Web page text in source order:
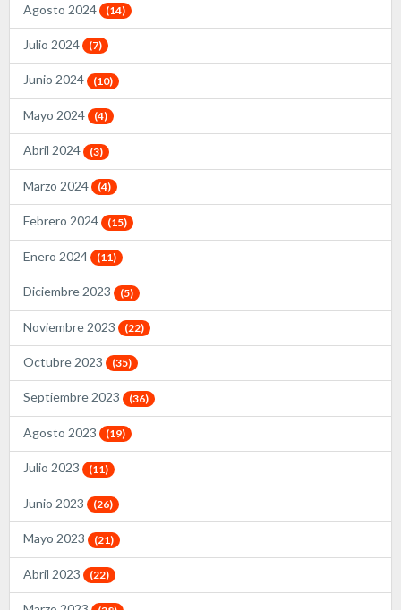
Agosto 2024 (14)
Julio 2024 (7)
Junio 2024 (10)
Mayo 2024 (4)
Abril 2024 (3)
Marzo 2024 (4)
Febrero 2024 (15)
Enero 2024 (11)
Diciembre 2023 (5)
Noviembre 2023 (22)
Octubre 2023 (35)
Septiembre 2023 (36)
Agosto 2023 (19)
Julio 2023 (11)
Junio 2023 (26)
Mayo 2023 (21)
Abril 2023 (22)